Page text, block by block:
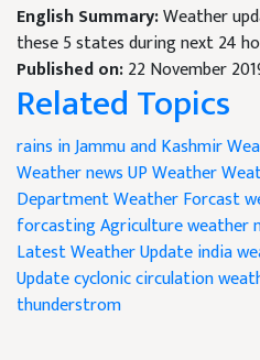
English Summary:Weather
these 5 states during next 24
Published on:22 November
Related Topics
rains in Jammu and Kashmir
Weather newsUP Weather
DepartmentWeather Forcast
forcasting Agricultureweather
Latest Weather Updateindia
Updatecyclonic circulation
thunderstrom